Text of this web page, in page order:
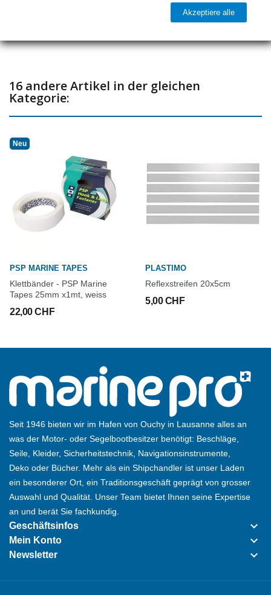
16 andere Artikel in der gleichen
Kategorie:
Neu
PSP MARINE TAPES
Klettbänder - PSP Marine
Tapes 25mm x1mt, weiss
22,00 CHF
PLASTIMO
Reflexstreifen 20x5cm
5,00 CHF
Seit 1946 bieten wir im Hafen von Ouchy in Lausanne alles an
was der Motor- oder Segelbootbesitzer benötigt: Beschläge,
Seile, Kleider, Sicherheitstechnik, Navigationsinstrumente,
Deko oder Bücher. Mehr als ein Shipchandler ist unser Laden
ein besonderer Ort, ein Traditionsgeschäft geprägt von grosser
Auswahl und Qualität. Unser Team bietet Ihnen seine Expertise
an und berät Sie fachkundig.
Geschäftsinfos keyboard_arrow_down
Mein Konto keyboard_arrow_down
Newsletter keyboard_arrow_down
Akzeptiere alle